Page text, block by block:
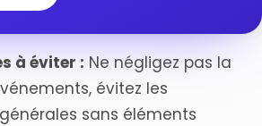
à éviter : Ne négligez pas la
évitez les
sans éléments